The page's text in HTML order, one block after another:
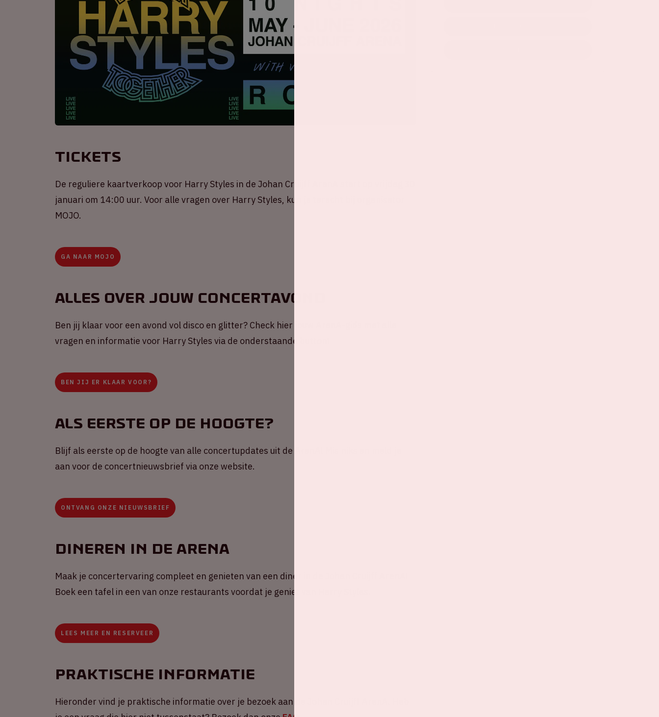
Tickets
De reguliere kaartverkoop voor Harry Styles in de Johan Cruijff ArenA start op vrijdag 30
januari om 14:00 uur. Voor alle vragen over Harry Styles, kun je terecht bij organisator
MOJO.
GA NAAR MOJO
Alles over jouw concertavond
Ben jij klaar voor een avond vol disco en glitter? Check hier jouw ArenA-gids met alle
vragen en informatie voor Harry Styles via de onderstaande button!
BEN JIJ ER KLAAR VOOR?
Als eerste op de hoogte?
Blijf als eerste op de hoogte van alle concertupdates uit de ArenA! Mis niks en meld je
aan voor de concertnieuwsbrief via onze website.
ONTVANG ONZE NIEUWSBRIEF
Dineren in de ArenA
Maak je concertervaring compleet en genieten van een diner in de Johan Cruijff ArenA!
Boek een tafel in een van onze restaurants voordat je geniet van Harry Styles.
LEES MEER EN RESERVEER
Praktische informatie
Hieronder vind je praktische informatie over je bezoek aan de Johan Cruijff ArenA. Heb